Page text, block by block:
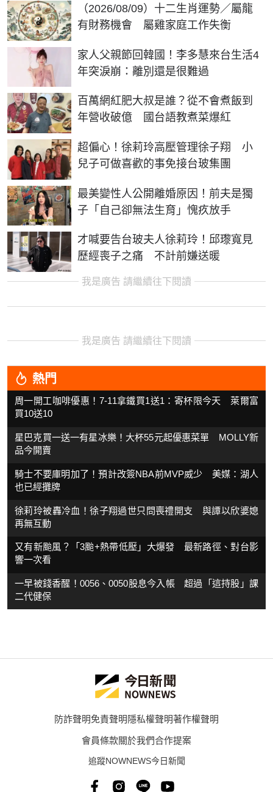
（2026/08/09）十二生肖運勢／屬龍
有財務機會 屬雞家庭工作失衡
家人父親節回韓國！李多慧來台生活4
年突淚崩：離別還是很難過
百萬網紅肥大叔是誰？從不會煮飯到
年營收破億 國台語教煮菜爆紅
超偏心！徐莉玲高壓管理徐子翔 小
兒子可做喜歡的事免接台玻集團
最美變性人公開離婚原因！前夫是獨
子「自己卻無法生育」愧疚放手
才喊要告台玻夫人徐莉玲！邱瓈寬見
歷經喪子之痛 不計前嫌送暖
我是廣告 請繼續往下閱讀
我是廣告 請繼續往下閱讀
熱門
周一開工咖啡優惠！7-11拿鐵買1送1：寄杯限今天 萊爾富
買10送10
星巴克買一送一有星冰樂！大杯55元起優惠菜單 MOLLY新
品今開賣
騎士不要庫明加了！預計改簽NBA前MVP威少 美媒：湖人
也已經攤牌
徐莉玲被轟冷血！徐子翔過世只問喪禮開支 與譚以欣婆媳
再無互動
又有新颱風？「3颱+熱帶低壓」大爆發 最新路徑、對台影
響一次看
一早被錢香醒！0056、0050股息今入帳 超過「這持股」課
二代健保
防詐聲明免責聲明隱私權聲明著作權聲明
會員條款關於我們合作提案
追蹤NOWNEWS今日新聞